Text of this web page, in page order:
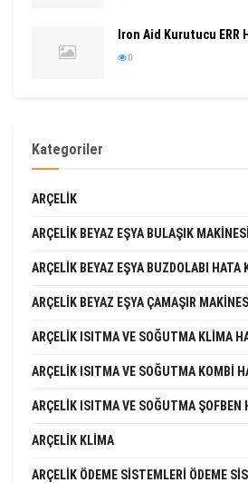
Iron Aid Kurutucu ERR
0
Kategoriler
ARÇELIK
ARÇELIK BEYAZ EŞYA BULAŞIK
ARÇELIK BEYAZ EŞYA BUZDOLABI HATA
ARÇELIK BEYAZ EŞYA ÇAMAŞIR
ARÇELIK ISITMA VE SOĞUTMA KLIMA
ARÇELIK ISITMA VE SOĞUTMA KOMBI
ARÇELIK ISITMA VE SOĞUTMA ŞOFBEN
ARÇELIK KLIMA
ARÇELIK ÖDEME SISTEMLERI ÖDEME